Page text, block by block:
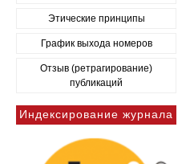
Этические принципы
График выхода номеров
Отзыв (ретрагирование)
публикаций
Индексирование журнала